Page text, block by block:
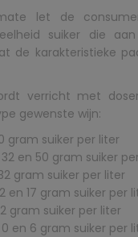
let de
suiker die
de karakteristieke
verricht met
gewenste wijn:
gram suiker per liter
en 50 gram suiker
gram suiker per liter
en 17 gram suiker per
gram suiker per liter
en 6 gram suiker per